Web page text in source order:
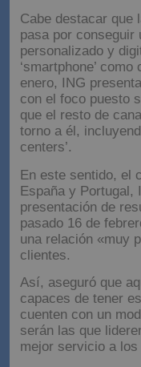
Cabe destacar que
pasa por conseguir
personalizado y
‘smartphone’
enero, ING
con el foco puesto
que el resto de
torno a él,
centers’.
En este sentido, el
España y Portugal,
presentación de
pasado 16 de
una relación «muy
clientes.
Así, aseguró que
capaces de tener
cuenten con un
serán las que
mejor servicio a los